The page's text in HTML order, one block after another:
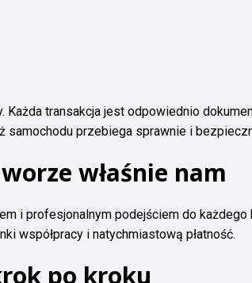
Każda transakcja jest odpowiednio
samochodu przebiega sprawnie i
właśnie nam
i profesjonalnym podejściem do każdego
współpracy i natychmiastową płatność.
po kroku